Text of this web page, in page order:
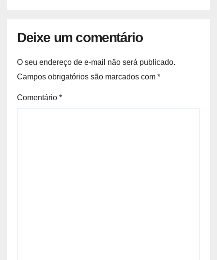
Deixe um comentário
O seu endereço de e-mail não será publicado.
Campos obrigatórios são marcados com *
Comentário *